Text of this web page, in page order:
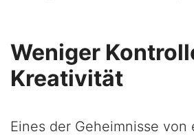
Weniger
Kreativität
Eines der Geheimnisse